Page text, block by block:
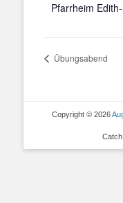
Pfarrheim
Übungsabend
Copyright © 2026